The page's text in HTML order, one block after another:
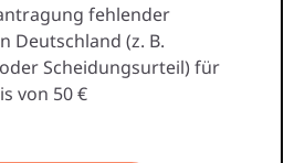
fehlender
Deutschland (z. B.
Scheidungsurteil) für
von 50 €